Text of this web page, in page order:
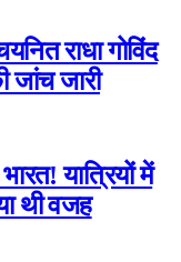
राधा गोविंद
जांच जारी
यात्रियों में
थी वजह